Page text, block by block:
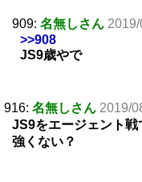
909: 名無しさん
>>908
JS9歳やで
916: 名無しさん 2019/
JS9をエージェント戦
強くない？